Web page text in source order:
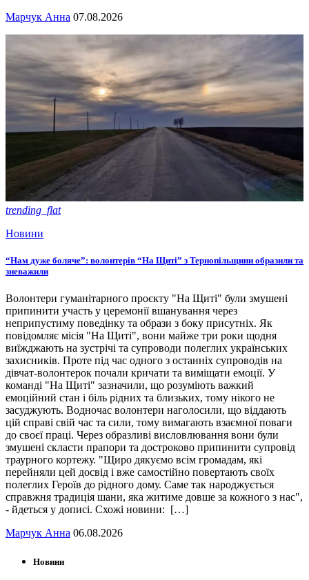
Марчук Анна 07.08.2026
trending_flat
Новини
“Нам дуже боляче”: волонтерів “На Щиті” з Тернопільщини образили та
зневажили
Волонтери гуманітарного проєкту "На Щиті" були змушені
припинити участь у церемонії вшанування через
неприпустиму поведінку та образи з боку присутніх. Як
повідомляє місія "На Щиті", вони майже три роки щодня
виїжджають на зустрічі та супроводи полеглих українських
захисників. Проте під час одного з останніх супроводів на
дівчат-волонтерок почали кричати та виміщати емоції. У
команді "На Щиті" зазначили, що розуміють важкий
емоційний стан і біль рідних та близьких, тому нікого не
засуджують. Водночас волонтери наголосили, що віддають
цій справі свій час та сили, тому вимагають взаємної поваги
до своєї праці. Через образливі висловлювання вони були
змушені скласти прапори та достроково припинити супровід
траурного кортежу. "Щиро дякуємо всім громадам, які
перейняли цей досвід і вже самостійно повертають своїх
полеглих Героїв до рідного дому. Саме так народжується
справжня традиція шани, яка житиме довше за кожного з нас",
- йдеться у дописі. Схожі новини: […]
Марчук Анна 06.08.2026
Новини